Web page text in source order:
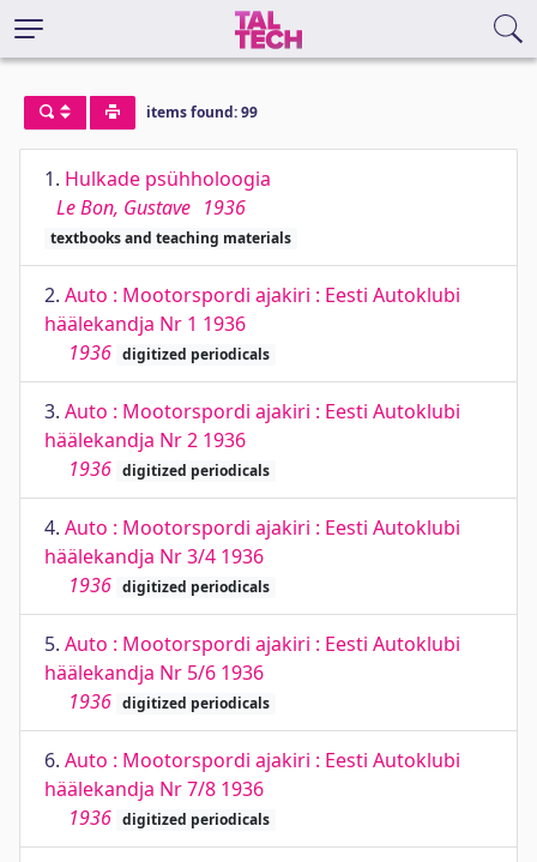
items found: 99
1. Hulkade psühholoogia
Le Bon, Gustave 1936
textbooks and teaching materials
2. Auto : Mootorspordi ajakiri : Eesti Autoklubi
häälekandja Nr 1 1936
1936 digitized periodicals
3. Auto : Mootorspordi ajakiri : Eesti Autoklubi
häälekandja Nr 2 1936
1936 digitized periodicals
4. Auto : Mootorspordi ajakiri : Eesti Autoklubi
häälekandja Nr 3/4 1936
1936 digitized periodicals
5. Auto : Mootorspordi ajakiri : Eesti Autoklubi
häälekandja Nr 5/6 1936
1936 digitized periodicals
6. Auto : Mootorspordi ajakiri : Eesti Autoklubi
häälekandja Nr 7/8 1936
1936 digitized periodicals